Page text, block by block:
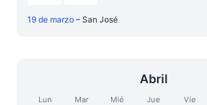
19 de marzo – San José
Abril
Lun Mar Mié Jue Vie